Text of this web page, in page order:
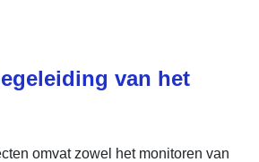
van het
omvat zowel het monitoren van